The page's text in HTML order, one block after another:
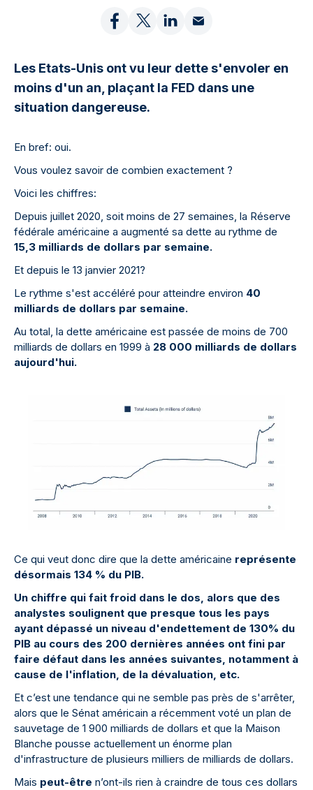
Les Etats-Unis ont vu leur dette s'envoler en
moins d'un an, plaçant la FED dans une
situation dangereuse.
En bref: oui.
Vous voulez savoir de combien exactement ?
Voici les chiffres:
Depuis juillet 2020, soit moins de 27 semaines, la Réserve
fédérale américaine a augmenté sa dette au rythme de
15,3 milliards de dollars par semaine.
Et depuis le 13 janvier 2021?
Le rythme s'est accéléré pour atteindre environ 40
milliards de dollars par semaine.
Au total, la dette américaine est passée de moins de 700
milliards de dollars en 1999 à 28 000 milliards de dollars
aujourd'hui.
Ce qui veut donc dire que la dette américaine représente
désormais 134 % du PIB.
Un chiffre qui fait froid dans le dos, alors que des
analystes soulignent que presque tous les pays
ayant dépassé un niveau d'endettement de 130% du
PIB au cours des 200 dernières années ont fini par
faire défaut dans les années suivantes, notamment à
cause de l'inflation, de la dévaluation, etc.
Et c’est une tendance qui ne semble pas près de s'arrêter,
alors que le Sénat américain a récemment voté un plan de
sauvetage de 1 900 milliards de dollars et que la Maison
Blanche pousse actuellement un énorme plan
d'infrastructure de plusieurs milliers de milliards de dollars.
Mais peut-être n’ont-ils rien à craindre de tous ces dollars